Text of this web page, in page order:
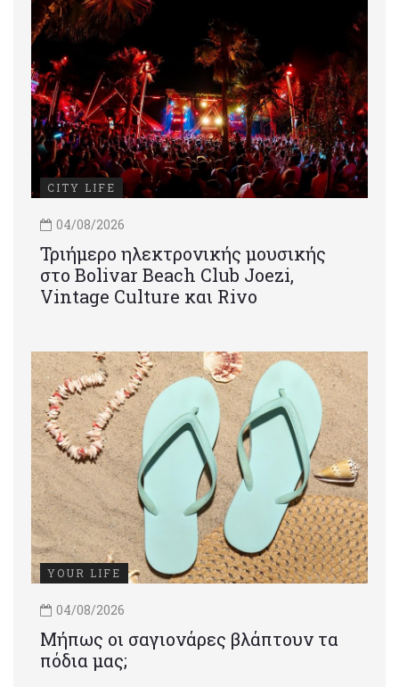
CITY LIFE
04/08/2026
Τριήμερο ηλεκτρονικής μουσικής
στο Bolivar Beach Club Joezi,
Vintage Culture και Rivo
YOUR LIFE
04/08/2026
Μήπως οι σαγιονάρες βλάπτουν τα
πόδια μας;